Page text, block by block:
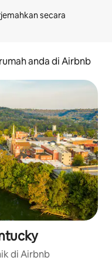
secara
anda di Airbnb
di Airbnb